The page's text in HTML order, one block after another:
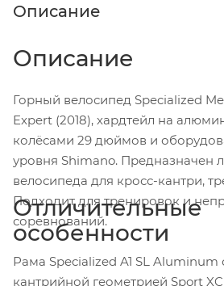
Описание
Описание
Горный велосипед Specialized
Expert (2018), хардтейл на
колёсами 29 дюймов и
уровня Shimano. Предназначен
велосипеда для кросс-кантри,
Подходит для тренировок и
соревнований.
Рама Specialized A1 SL Aluminum
кантрийной геометрией Sport
Отличительные
особенности